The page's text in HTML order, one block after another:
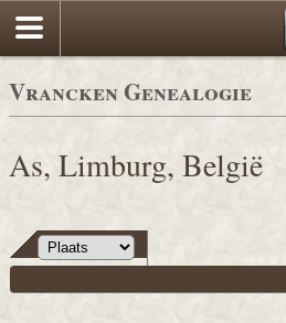
Vrancken Genealogie
As, Limburg, België